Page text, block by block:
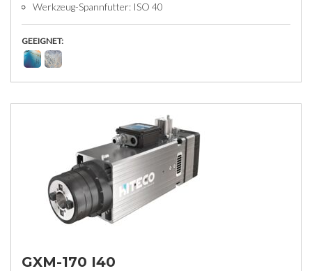
Werkzeug-Spannfutter: ISO 40
GEEIGNET:
GXM-170 I40